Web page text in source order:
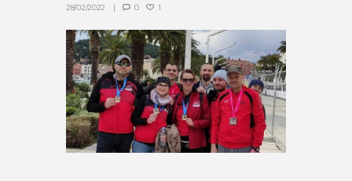
28/02/2022 0 1